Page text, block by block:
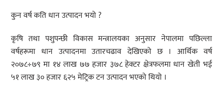
कुन वर्ष कति धान उत्पादन भयो ?
कृषि तथा पशुपन्छी विकास मन्त्रालयका अनुसार नेपालमा पछिल्ला
वर्षहरूमा धान उत्पादनमा उतारचढाव देखिएको छ । आर्थिक वर्ष
२०७८÷७९ मा १४ लाख ७७ हजार ३७८ हेक्टर क्षेत्रफलमा धान खेती भई
५१ लाख ३० हजार ६२५ मेट्रिक टन उत्पादन भएको थियो ।